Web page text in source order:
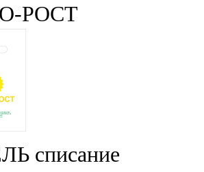
РОСТ
списание